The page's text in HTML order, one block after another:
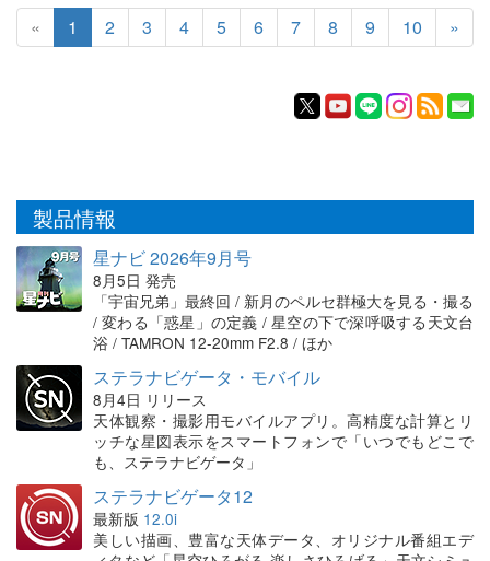
« 1 2 3 4 5 6 7 8 9 10 »
製品情報
星ナビ 2026年9月号
8月5日 発売
「宇宙兄弟」最終回 / 新月のペルセ群極大を見る・撮る
/ 変わる「惑星」の定義 / 星空の下で深呼吸する天文台
浴 / TAMRON 12-20mm F2.8 / ほか
ステラナビゲータ・モバイル
8月4日 リリース
天体観察・撮影用モバイルアプリ。高精度な計算とリ
ッチな星図表示をスマートフォンで「いつでもどこで
も、ステラナビゲータ」
ステラナビゲータ12
最新版 12.0i
美しい描画、豊富な天体データ、オリジナル番組エデ